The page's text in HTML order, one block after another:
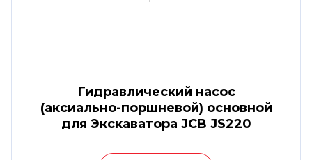
Гидравлический насос
(аксиально-поршневой) основной
для Экскаватора JCB JS220